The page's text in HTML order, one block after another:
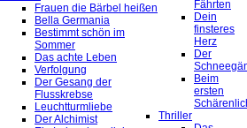
Frauen die Bärbel heißen
Bella Germania
Bestimmt schön im
Sommer
Das achte Leben
Verfolgung
Der Gesang der
Flusskrebse
Leuchtturmliebe
Der Alchimist
Fährten
Dein
finsteres
Herz
Der
Beim
ersten
Thriller